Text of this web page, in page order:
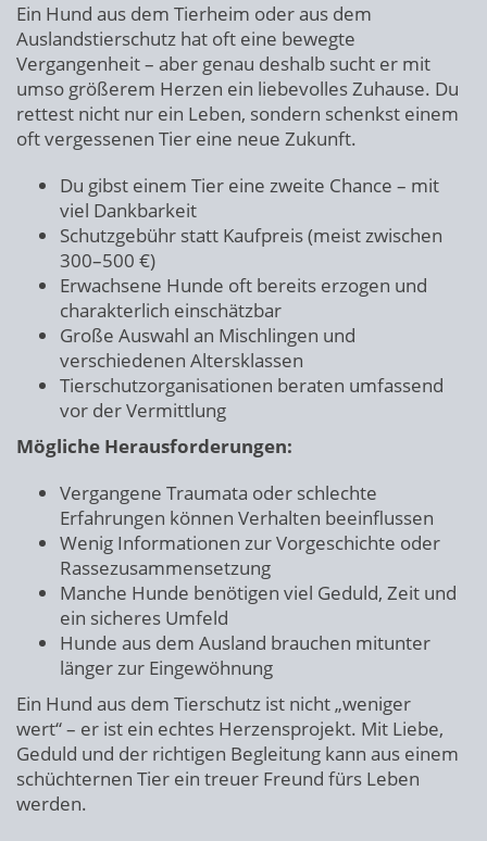
Ein Hund aus dem Tierheim oder aus dem
Auslandstierschutz hat oft eine bewegte
Vergangenheit – aber genau deshalb sucht er mit
umso größerem Herzen ein liebevolles Zuhause. Du
rettest nicht nur ein Leben, sondern schenkst einem
oft vergessenen Tier eine neue Zukunft.
Du gibst einem Tier eine zweite Chance – mit
viel Dankbarkeit
Schutzgebühr statt Kaufpreis (meist zwischen
300–500 €)
Erwachsene Hunde oft bereits erzogen und
charakterlich einschätzbar
Große Auswahl an Mischlingen und
verschiedenen Altersklassen
Tierschutzorganisationen beraten umfassend
vor der Vermittlung
Mögliche Herausforderungen:
Vergangene Traumata oder schlechte
Erfahrungen können Verhalten beeinflussen
Wenig Informationen zur Vorgeschichte oder
Rassezusammensetzung
Manche Hunde benötigen viel Geduld, Zeit und
ein sicheres Umfeld
Hunde aus dem Ausland brauchen mitunter
länger zur Eingewöhnung
Ein Hund aus dem Tierschutz ist nicht „weniger
wert“ – er ist ein echtes Herzensprojekt. Mit Liebe,
Geduld und der richtigen Begleitung kann aus einem
schüchternen Tier ein treuer Freund fürs Leben
werden.